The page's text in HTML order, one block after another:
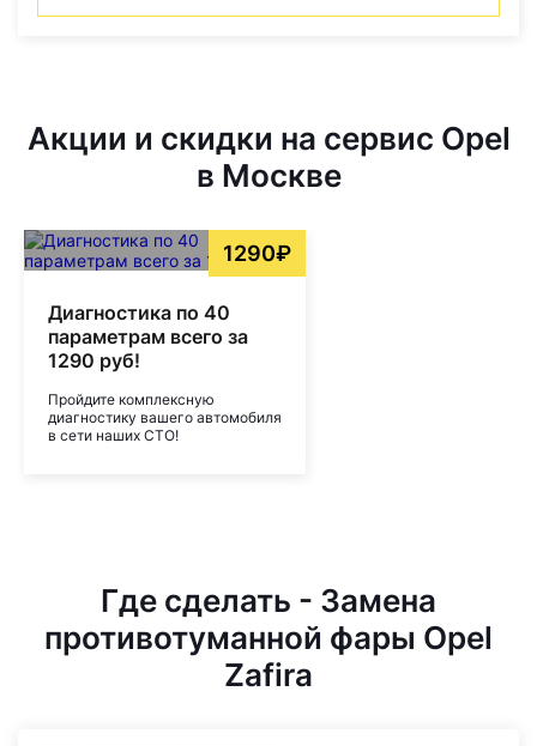
Акции и скидки на сервис Opel
в Москве
1290₽
Диагностика по 40
параметрам всего за
1290 руб!
Пройдите комплексную
диагностику вашего автомобиля
в сети наших СТО!
Где сделать - Замена
противотуманной фары Opel
Zafira